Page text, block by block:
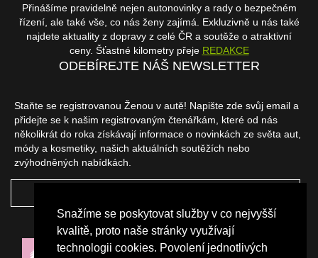
Snažíme se poskytovat služby v co nejvyšší
kvalitě, proto naše stránky využívají
technologii cookies. Povolení jednotlivých
Přinášíme pravidelně nejen autonovinky a rady o bezpečném
řízení, ale také vše, co nás ženy zajímá. Exkluzivně u nás také
najdete aktuality z dopravy z celé ČR a soutěže o atraktivní
ceny. Šťastné kilometry přeje REDAKCE
ODEBÍREJTE NÁŠ NEWSLETTER
Staňte se registrovanou Ženou v autě! Napište zde svůj email a
přidejte se k našim registrovaným čtenářkám, které od nás
několikrát do roka získávají informace o novinkách ze světa aut,
módy a kosmetiky, našich aktuálních soutěžích nebo
zvýhodněných nabídkách.
NAŠI PARTNEŘI